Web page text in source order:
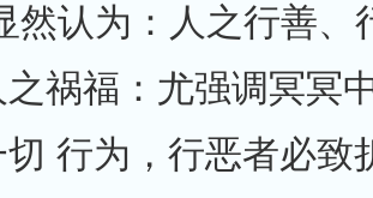
为：人之行善、
祸福：尤强调冥冥
切 行为，行恶者必致